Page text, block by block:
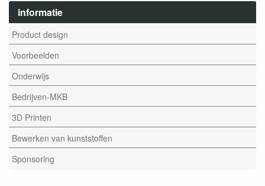
informatie
Product design
Voorbeelden
Onderwijs
Bedrijven-MKB
3D Printen
Bewerken van kunststoffen
Sponsoring